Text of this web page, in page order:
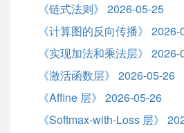
《链式法则》 2026-05-25
《计算图的反向传播》
《实现加法和乘法层》
《激活函数层》 2026-05-26
《Affine 层》 2026-05-26
《Softmax-with-Loss 层》